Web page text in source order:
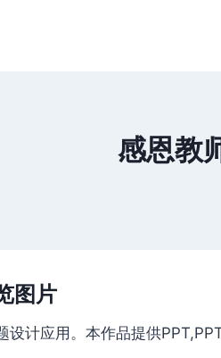
感恩教
图片
计应用。本作品提供